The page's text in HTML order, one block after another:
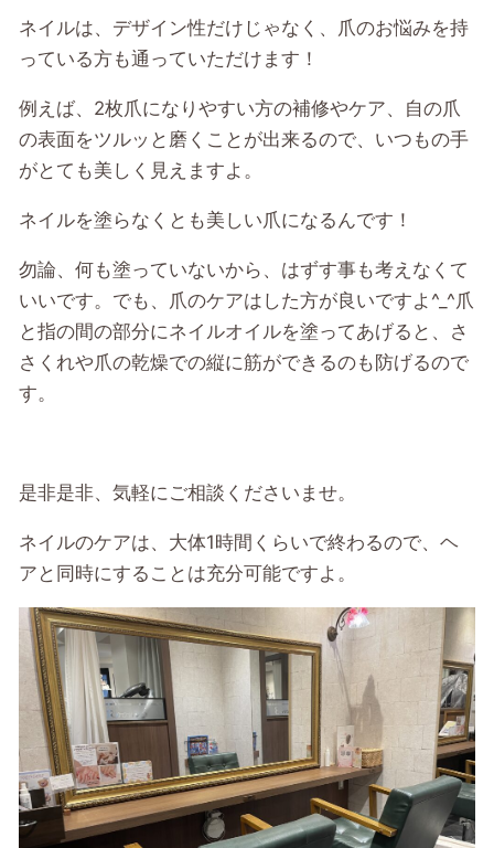
ネイルは、デザイン性だけじゃなく、爪のお悩みを持
っている方も通っていただけます！
例えば、 2枚爪になりやすい方の補修やケア、自の爪
の表面をツルッと磨くことが出来るので、いつもの手
がとても美しく見えますよ。
ネイルを塗らなくとも美しい爪になるんです！
勿論、何も塗っていないから、はずす事も考えなくて
いいです。でも、爪のケアはした方が良いですよ^_^爪
と指の間の部分にネイルオイルを塗ってあげると、さ
さくれや爪の乾燥での縦に筋ができるのも防げるので
す。
是非是非、気軽にご相談くださいませ。
ネイルのケアは、大体1時間くらいで終わるので、ヘ
アと同時にすることは充分可能ですよ。